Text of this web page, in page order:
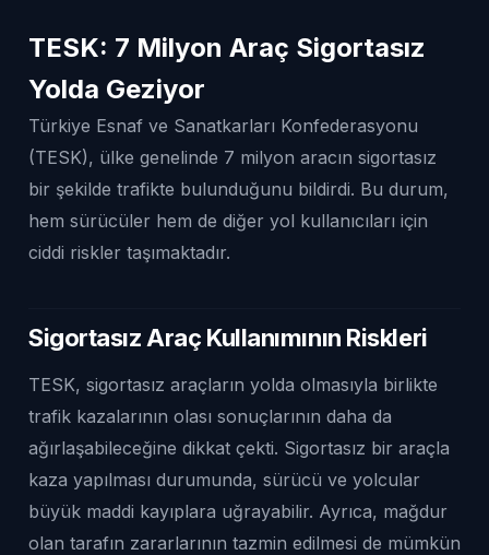
TESK: 7 Milyon Araç Sigortasız
Yolda Geziyor
Türkiye Esnaf ve Sanatkarları Konfederasyonu
(TESK), ülke genelinde 7 milyon aracın sigortasız
bir şekilde trafikte bulunduğunu bildirdi. Bu durum,
hem sürücüler hem de diğer yol kullanıcıları için
ciddi riskler taşımaktadır.
Sigortasız Araç Kullanımının Riskleri
TESK, sigortasız araçların yolda olmasıyla birlikte
trafik kazalarının olası sonuçlarının daha da
ağırlaşabileceğine dikkat çekti. Sigortasız bir araçla
kaza yapılması durumunda, sürücü ve yolcular
büyük maddi kayıplara uğrayabilir. Ayrıca, mağdur
olan tarafın zararlarının tazmin edilmesi de mümkün